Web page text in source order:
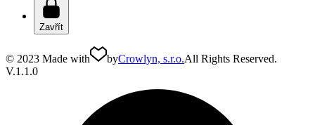
Zavřít
© 2023 Made with byCrowlyn, s.r.o.All Rights Reserved.
V.1.1.0